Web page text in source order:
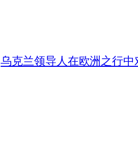
乌克兰领导人在欧洲之行